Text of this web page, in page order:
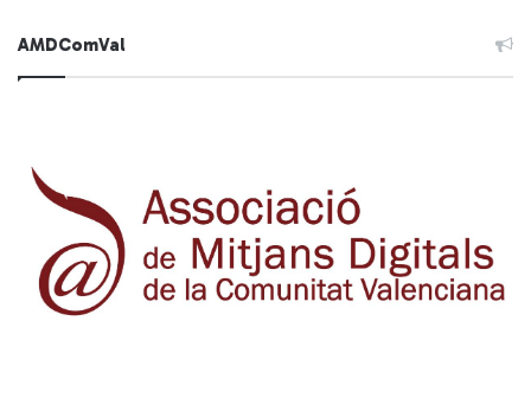
AMDComVal